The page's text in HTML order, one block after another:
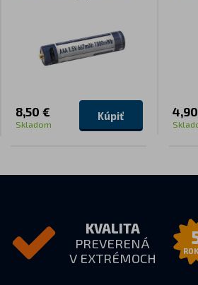
8,50 €
Skladom
Kúpiť
KVALITA
PREVERENÁ
V EXTRÉMOCH